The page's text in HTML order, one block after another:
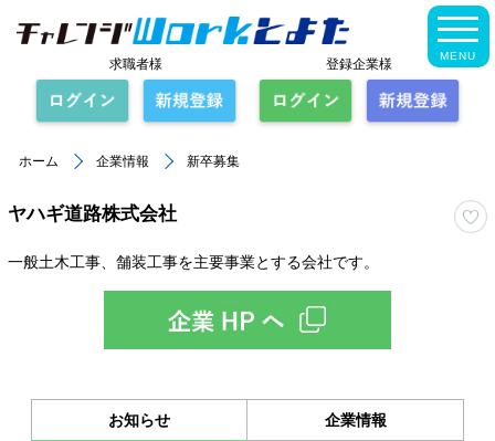
MENU
求職者様 登録企業様
ホーム 企業情報 新卒募集
ヤハギ道路株式会社
一般土木工事、舗装工事を主要事業とする会社です。
お知らせ 企業情報